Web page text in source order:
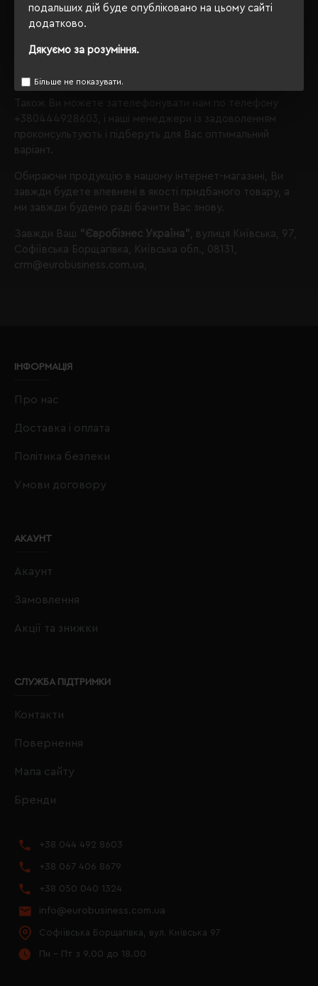
подальших дій буде опубліковано на цьому сайті
додатково.
Дякуємо за розуміння.
Більше не показувати.
Брелоки і ключниці
кількість даного товару
Також Ви можете зателефонувати нам по телефону
+380444928603
, і наші менеджери із задоволенням
проконсультують і підберуть для Вас оптимальний
варіант.
Обираючи продукцію в нашому інтернет-магазині, Ви
завжди будете впевнені в якості придбаного товару, а
ми завжди будемо раді бачити Вас знову.
Завжди Ваш "Євробізнес Україна"
, вулиця Київська, 97,
Софіївська Борщагівка, Київська обл., 08131,
crm@eurobusiness.com.ua,
ІНФОРМАЦІЯ
Про нас
Доставка і оплата
Політика безпеки
Умови договору
АКАУНТ
Акаунт
Замовлення
Акції та знижки
СЛУЖБА ПІДТРИМКИ
Контакти
Повернення
Мапа сайту
Бренди
+38 044 492 8603
+38 067 406 8679
+38 050 040 1324
info@eurobusiness.com.ua
Софіївська Борщагівка, вул. Київська 97
Пн - Пт з 9.00 до 18.00